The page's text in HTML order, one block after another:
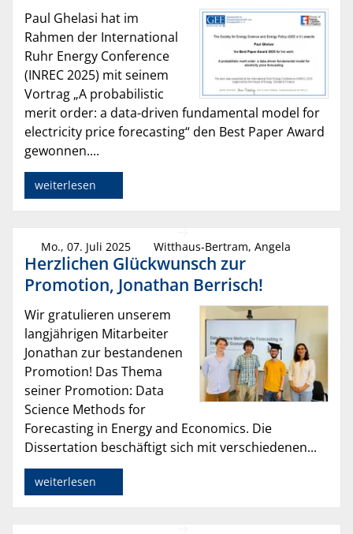
Paul Ghelasi hat im
Rahmen der International
Ruhr Energy Conference
(INREC 2025) mit seinem
Vortrag „A probabilistic
merit order: a data-driven fundamental model for
electricity price forecasting“ den Best Paper Award
gewonnen....
weiterlesen
Mo., 07. Juli 2025 Witthaus-Bertram, Angela
Herzlichen Glückwunsch zur
Promotion, Jonathan Berrisch!
Wir gratulieren unserem
langjährigen Mitarbeiter
Jonathan zur bestandenen
Promotion! Das Thema
seiner Promotion: Data
Science Methods for
Forecasting in Energy and Economics. Die
Dissertation beschäftigt sich mit verschiedenen...
weiterlesen